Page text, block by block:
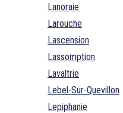
Lanoraie
Larouche
Lascension
Lassomption
Lavaltrie
Lebel-Sur-Quevillon
Lepiphanie